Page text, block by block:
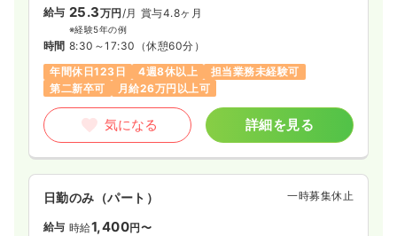
給与 25.3万円 /月 賞与4.8ヶ月
※経験5年の例
時間 8:30～17:30 （休憩60分）
年間休日123日
4週8休以上
担当業務未経験可
第二新卒可
月給26万円以上可
気になる 詳細を見る
日勤のみ（パート） 一時募集休止
給与 時給1,400円〜